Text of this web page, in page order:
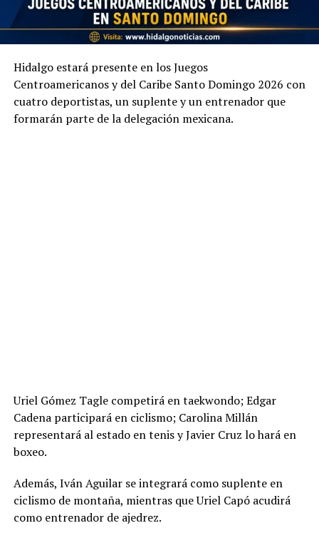
Hidalgo estará presente en los Juegos
Centroamericanos y del Caribe Santo Domingo 2026 con
cuatro deportistas, un suplente y un entrenador que
formarán parte de la delegación mexicana.
Uriel Gómez Tagle competirá en taekwondo; Edgar
Cadena participará en ciclismo; Carolina Millán
representará al estado en tenis y Javier Cruz lo hará en
boxeo.
Además, Iván Aguilar se integrará como suplente en
ciclismo de montaña, mientras que Uriel Capó acudirá
como entrenador de ajedrez.